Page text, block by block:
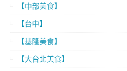
【中部美食】
【台中】
【基隆美食】
【大台北美食】